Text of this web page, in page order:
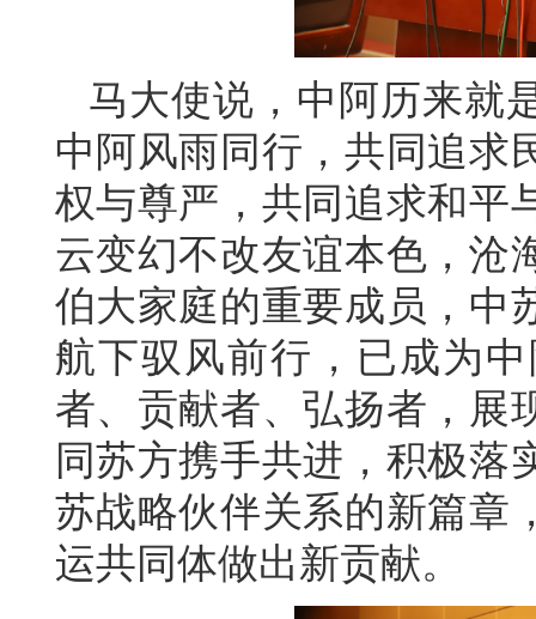
马大使说，中阿历来就
中阿风雨同行，共同追求
权与尊严，共同追求和平
云变幻不改友谊本色，沧
伯大家庭的重要成员，中
航下驭风前行，已成为
者、贡献者、弘扬者，展
同苏方携手共进，积极落
苏战略伙伴关系的新篇章
运共同体做出新贡献。